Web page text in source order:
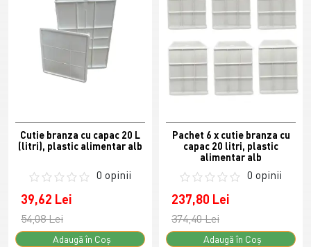
Cutie branza cu capac 20 L
(litri), plastic alimentar alb
0 opinii
39,62 Lei
54,08 Lei
Adaugă în Coş
Pachet 6 x cutie branza cu
capac 20 litri, plastic
alimentar alb
0 opinii
237,80 Lei
374,40 Lei
Adaugă în Coş